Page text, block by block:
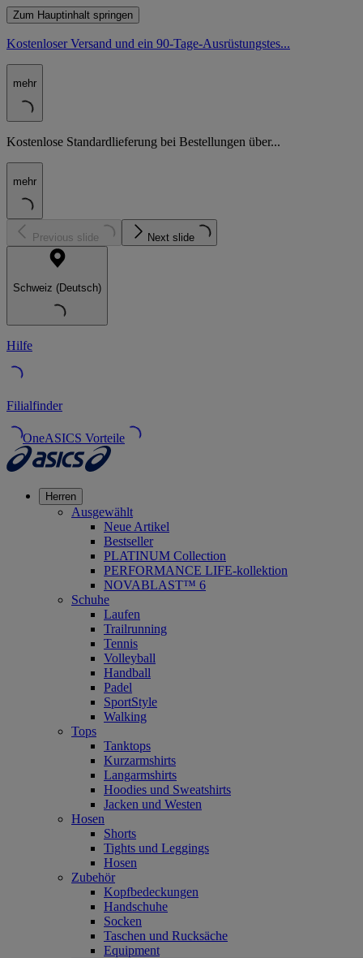
Zum Hauptinhalt springen
Kostenloser Versand und ein 90-Tage-Ausrüstungstes...
mehr
Kostenlose Standardlieferung bei Bestellungen über...
mehr
Previous slide Next slide
Schweiz (Deutsch)
Hilfe
Filialfinder
OneASICS Vorteile
Herren
Ausgewählt
Neue Artikel
Bestseller
PLATINUM Collection
PERFORMANCE LIFE-kollektion
NOVABLAST™ 6
Schuhe
Laufen
Trailrunning
Tennis
Volleyball
Handball
Padel
SportStyle
Walking
Tops
Tanktops
Kurzarmshirts
Langarmshirts
Hoodies und Sweatshirts
Jacken und Westen
Hosen
Shorts
Tights und Leggings
Hosen
Zubehör
Kopfbedeckungen
Handschuhe
Socken
Taschen und Rucksäche
Equipment